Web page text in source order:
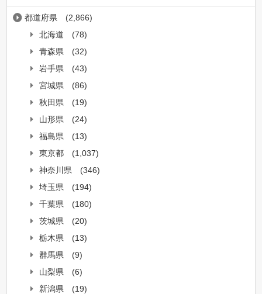
都道府県
(2,866)
北海道
(78)
青森県
(32)
岩手県
(43)
宮城県
(86)
秋田県
(19)
山形県
(24)
福島県
(13)
東京都
(1,037)
神奈川県
(346)
埼玉県
(194)
千葉県
(180)
茨城県
(20)
栃木県
(13)
群馬県
(9)
山梨県
(6)
新潟県
(19)